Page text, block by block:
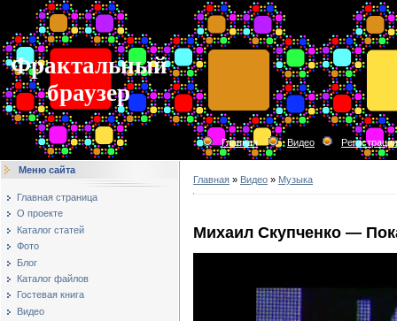
Фрактальный
браузер
Главная Видео Регистрация
Меню сайта
Главная страница
О проекте
Каталог статей
Фото
Блог
Каталог файлов
Гостевая книга
Видео
Главная » Видео » Музыка
Михаил Скупченко —